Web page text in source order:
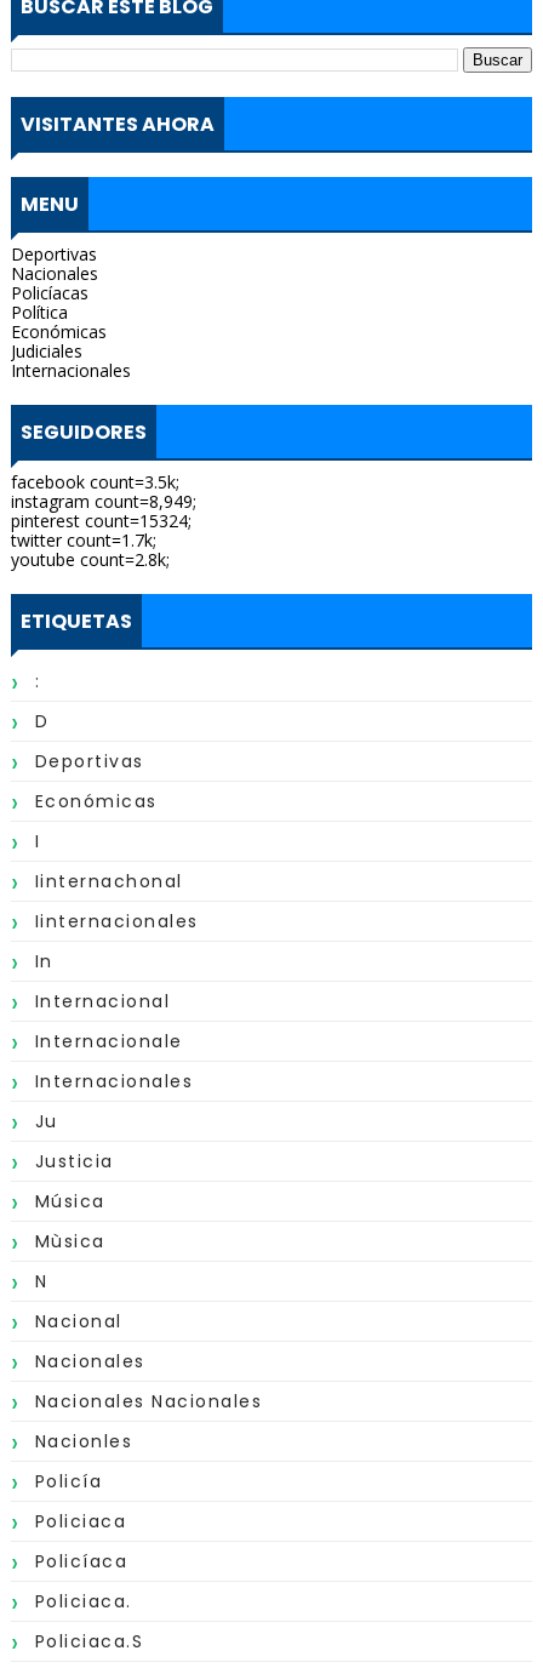
BUSCAR ESTE BLOG
VISITANTES AHORA
MENU
Deportivas
Nacionales
Policíacas
Política
Económicas
Judiciales
Internacionales
SEGUIDORES
facebook count=3.5k;
instagram count=8,949;
pinterest count=15324;
twitter count=1.7k;
youtube count=2.8k;
ETIQUETAS
:
D
Deportivas
Económicas
I
Iinternachonal
Iinternacionales
In
Internacional
Internacionale
Internacionales
Ju
Justicia
Música
Mùsica
N
Nacional
Nacionales
Nacionales Nacionales
Nacionles
Policía
Policiaca
Policíaca
Policiaca.
Policiaca.s